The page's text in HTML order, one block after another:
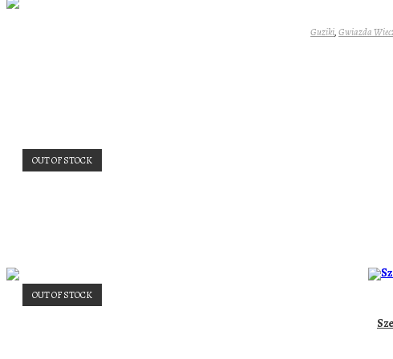
Guziki,Gwiazda
OUT OF STOCK
OUT OF STOCK